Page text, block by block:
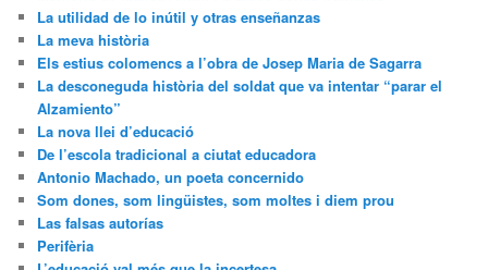
La utilidad de lo inútil y otras enseñanzas
La meva història
Els estius colomencs a l’obra de Josep Maria de Sagarra
La desconeguda història del soldat que va intentar “parar el
Alzamiento”
La nova llei d’educació
De l’escola tradicional a ciutat educadora
Antonio Machado, un poeta concernido
Som dones, som lingüistes, som moltes i diem prou
Las falsas autorías
Perifèria